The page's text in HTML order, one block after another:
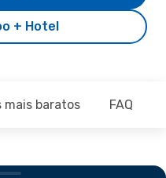
+ Hotel
mais baratos FAQ